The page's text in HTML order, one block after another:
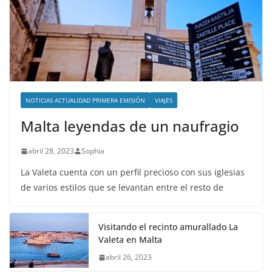
Malta leyendas de un naufragio
abril 28, 2023 Sophia